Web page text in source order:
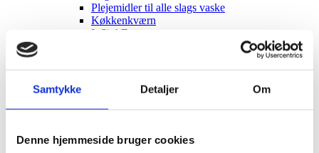
Samtykke Detaljer Om
Denne hjemmeside bruger cookies
Plejemidler til alle slags vaske
Køkkenkværn
InSinkErator
Sæbedispensere
Blanco sæbedispensere
Schock Sæbedisp.
KWC Sæbedisp.
Brusesæt/Brusepanel
Brusepaneler